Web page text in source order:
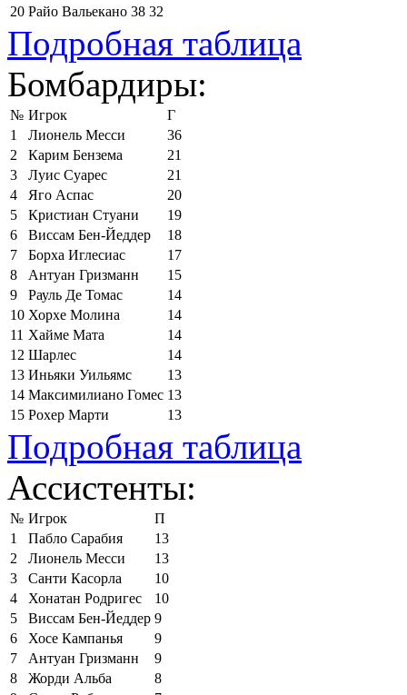
20 Райо Вальекано 38 32
Подробная таблица
Бомбардиры:
№ Игрок
Г
1
Лионель Месси
36
2
Карим Бензема
21
3
Луис Суарес
21
4
Яго Аспас
20
5
Кристиан Стуани
19
6
Виссам Бен-Йеддер
18
7
Борха Иглесиас
17
8
Антуан Гризманн
15
9
Рауль Де Томас
14
10 Хорхе Молина
14
11 Хайме Мата
14
12 Шарлес
14
13 Иньяки Уильямс
13
14 Максимилиано Гомес 13
15 Рохер Марти 13
Подробная таблица
Ассистенты:
№ Игрок
П
1
Пабло Сарабия
13
2
Лионель Месси
13
3
Санти Касорла
10
4
Хонатан Родригес
10
5
Виссам Бен-Йеддер 9
6
Хосе Кампанья
9
7
Антуан Гризманн
9
8
Жорди Альба
8